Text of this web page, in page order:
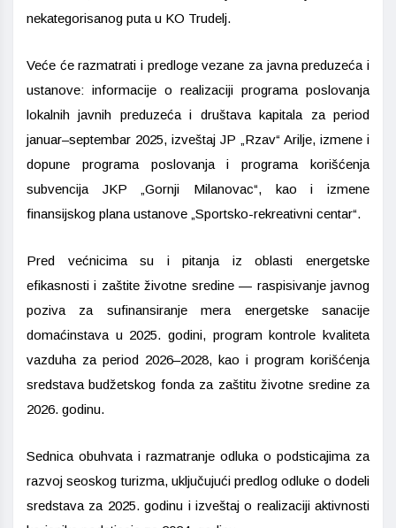
nekategorisanog puta u KO Trudelj.
Veće će razmatrati i predloge vezane za javna preduzeća i
ustanove: informacije o realizaciji programa poslovanja
lokalnih javnih preduzeća i društava kapitala za period
januar–septembar 2025, izveštaj JP „Rzav“ Arilje, izmene i
dopune programa poslovanja i programa korišćenja
subvencija JKP „Gornji Milanovac“, kao i izmene
finansijskog plana ustanove „Sportsko-rekreativni centar“.
Pred većnicima su i pitanja iz oblasti energetske
efikasnosti i zaštite životne sredine — raspisivanje javnog
poziva za sufinansiranje mera energetske sanacije
domaćinstava u 2025. godini, program kontrole kvaliteta
vazduha za period 2026–2028, kao i program korišćenja
sredstava budžetskog fonda za zaštitu životne sredine za
2026. godinu.
Sednica obuhvata i razmatranje odluka o podsticajima za
razvoj seoskog turizma, uključujući predlog odluke o dodeli
sredstava za 2025. godinu i izveštaj o realizaciji aktivnosti